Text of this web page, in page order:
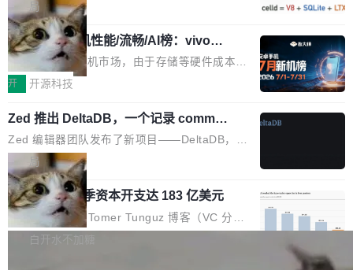
哪些组合有效，作者说，你得靠"文档、校验、或
者部落知识"。 换个写法。Rust 的 enum，两个
变体：Switchable...
有科技公司做的一样。只不过，实际上它不一
样。这是 Sandstorm.io 的重制版，我十年前的
那个创业公司。不同的是，这次它构建在 Cloudf
lare Workers 上——我花了九年时间搭建的平台
——并且深度集成了 AI。这基本上是我十年秘密
计划的顶峰。 十年前，Ken...
目 Celld，一个能在自己机器上运行 Cloudflare
Workers 和 Durable Objects 的守护进程。 设
计思路很直接：每个对象是一个独立的 SQLite
数据库，按名称寻址，复制到你自己的 S3 兼容
存储库里。节点之间只通过这个存储库协调——
个小型数据库，应用天然按分片构建，单个数据
库的竞争和爆炸半径问题在设计层面就被消除
了。 闲置的 cell 会休眠到几乎不占资源。当 cel
l 迁移或唤醒时，新宿主从 S3 恢复 SQLite 数据
库继续执行。存储库是持久化的唯一真相...
局
鲁大师7月新机性能/流畅/AI榜：vivo夺
性能、流畅双第一，三星Galaxy Z系列
新折叠缺席
2026年7月的手机市场，由于存储等硬件成本暴
增，手机厂商的日子也不好过啊，新机速度明显
高价的三星折叠（三星Galaxy Z Fold8 Ultra / Z
Fold8 / Z Flip8）外，其余要么是中低端机器，
例如iQOO Z11i、REDMI Note 17、REDMI No
te 17 Pro、OPPO K15，要么是vivo X300 E这
样的次旗舰。 Galaxy Z Fold8 Ultra / Z Fold8 /
Z Flip8三款折叠屏新机均在7月22日发布，且全
部搭载骁龙8 Elite Gen5 for Galaxy，它们本该
开 开源科技
Zed 推出 DeltaDB，一个记录 commit
之间所有操作的版本控制系统
Zed 编辑器团队发布了新项目——DeltaDB，一
个在 git commit 之间记录每一次编辑操作的版
本控制系统。目前处于 Early Access 阶段。 De
ltaDB 的核心思路直接写在 landing page 最显
眼的位置：「Software is made between com
mits」——软件是在 commit 之间写出来的。git
局
SpaceXAI 单季资本开支达 183 亿美元
根据风险投资人Tomer Tunguz 博客（VC 分
析）披露的最新分析与第二季度业绩报告，Spac
白开水不加糖